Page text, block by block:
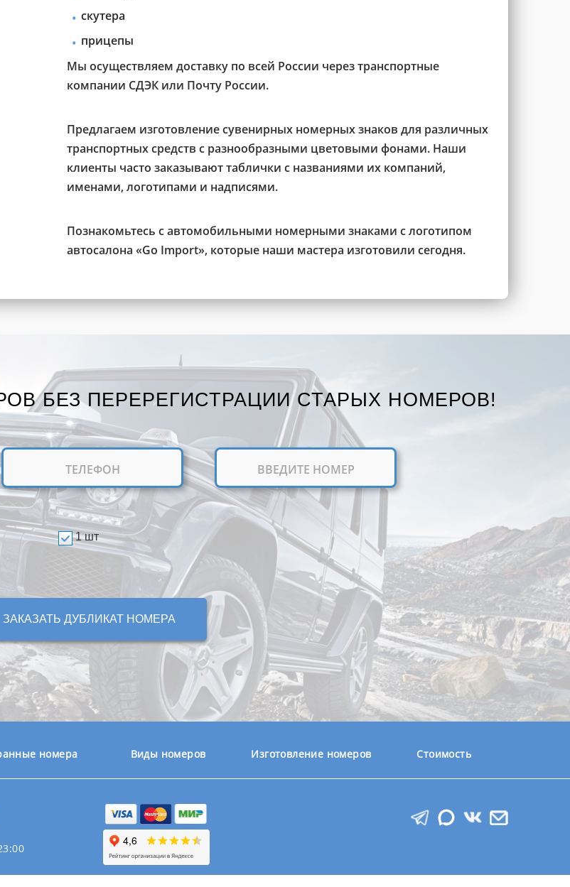
скутера
прицепы
Мы осуществляем доставку по всей России через транспортные
компании СДЭК или Почту России.
Предлагаем изготовление сувенирных номерных знаков для различных
транспортных средств с разнообразными цветовыми фонами. Наши
клиенты часто заказывают таблички с названиями их компаний,
именами, логотипами и надписями.
Познакомьтесь с автомобильными номерными знаками с логотипом
автосалона «Go Import», которые наши мастера изготовили сегодня.
БЕЗ ПЕРЕРЕГИСТРАЦИИ СТАРЫХ НОМЕРОВ!
1 шт
ЗАКАЗАТЬ ДУБЛИКАТ НОМЕРА
номера Виды номеров Изготовление номеров
Стоимость